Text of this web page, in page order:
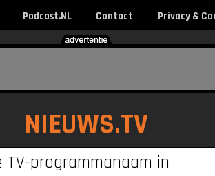
Podcast.NL Contact Privacy &
NIEUWS.TV